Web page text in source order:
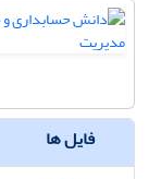
فایل ها